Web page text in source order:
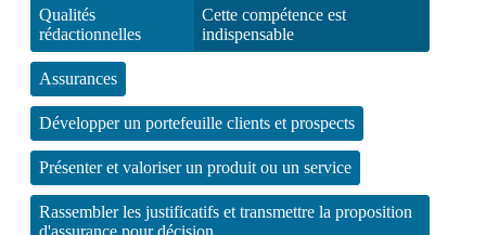
Qualités
rédactionnelles
Cette compétence est
indispensable
Assurances
Développer un portefeuille clients et prospects
Présenter et valoriser un produit ou un service
Rassembler les justificatifs et transmettre la proposition
d'assurance pour décision